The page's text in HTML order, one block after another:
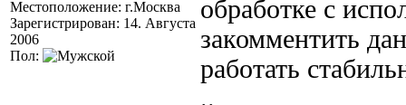
Местоположение: г.Москва
Зарегистрирован: 14. Августа
2006
Пол:
обработке с
закомментить
работать
..